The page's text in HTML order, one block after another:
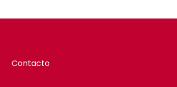
Contacto